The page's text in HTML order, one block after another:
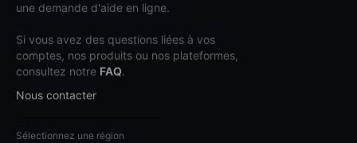
une demande d'aide en ligne.
Si vous avez des questions liées à vos
comptes, nos produits ou nos plateformes,
consultez notre FAQ.
Nous contacter
Sélectionnez une région